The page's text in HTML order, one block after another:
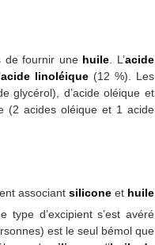
de fournir une huile . L’acide
acide linoléique (12 %). Les
glycérol), d’acide oléique et
(2 acides oléique et 1 acide
associant silicone et huile
type d’excipient s’est avéré
est le seul bémol que